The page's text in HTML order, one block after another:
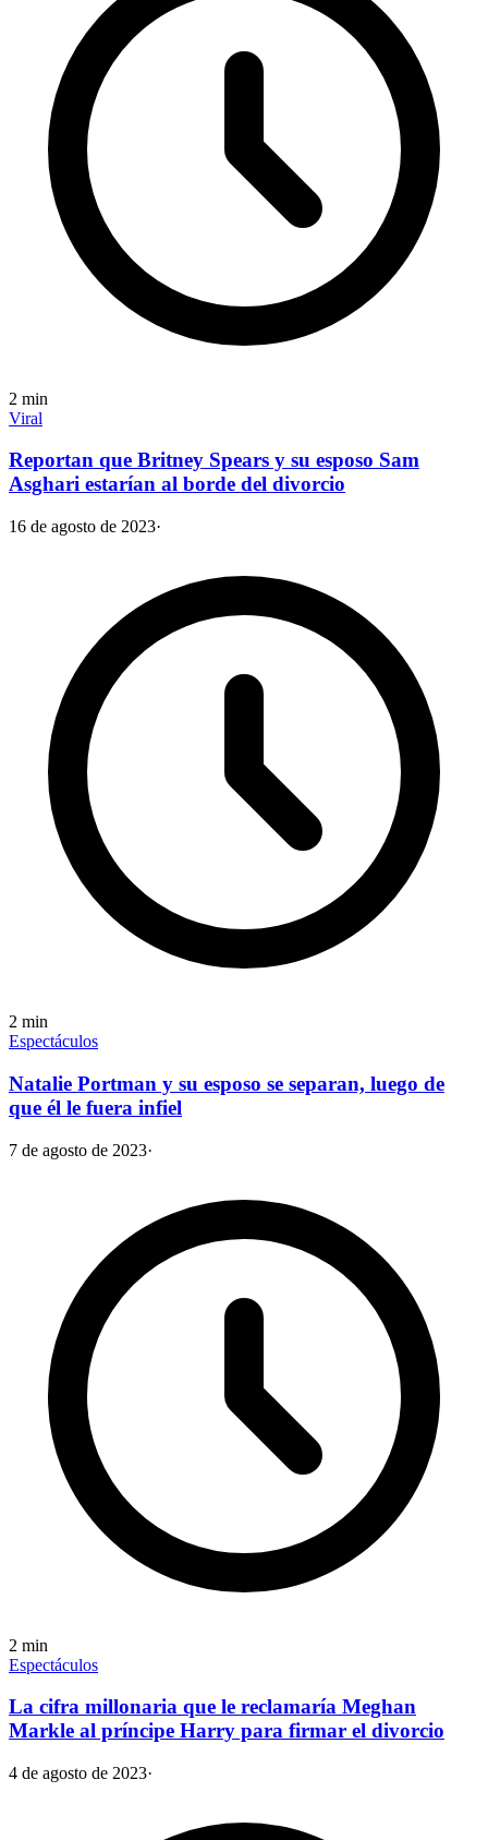
2 min
Viral
Reportan que Britney Spears y su esposo Sam
Asghari estarían al borde del divorcio
16 de agosto de 2023·
2 min
Espectáculos
Natalie Portman y su esposo se separan, luego de
que él le fuera infiel
7 de agosto de 2023·
2 min
Espectáculos
La cifra millonaria que le reclamaría Meghan
Markle al príncipe Harry para firmar el divorcio
4 de agosto de 2023·